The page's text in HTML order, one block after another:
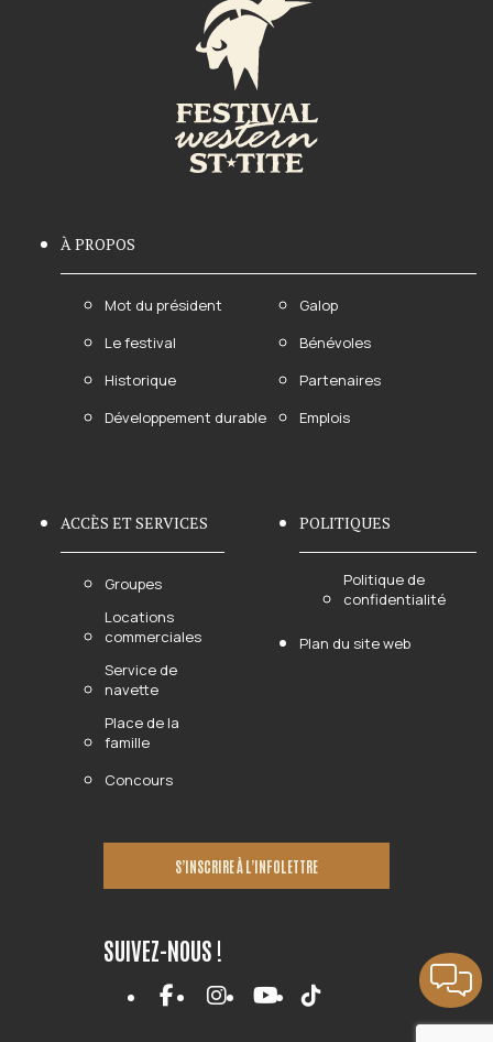
À PROPOS
Mot du président
Le festival
Historique
Développement durable
Galop
Bénévoles
Partenaires
Emplois
ACCÈS ET SERVICES
Groupes
Locations
commerciales
Service de
navette
Place de la
famille
Concours
POLITIQUES
Politique de
confidentialité
Plan du site web
S’INSCRIRE À L’INFOLETTRE
SUIVEZ-NOUS !